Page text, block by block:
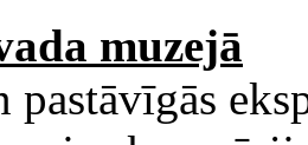
muzejā
pastāvīgās